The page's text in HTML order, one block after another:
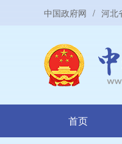
中国政府网 / 河北
首页